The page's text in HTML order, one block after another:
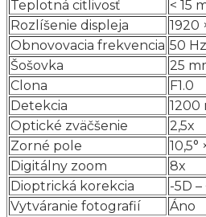
Teplotná citlivosť
< 15
Rozlíšenie displeja
1920
Obnovovacia frekvencia 50 Hz
Šošovka
25
Clona
F1.0
Detekcia
1200
Optické zväčšenie
2,5x
Zorné pole
10,5°
Digitálny zoom
8x
Dioptrická korekcia
-5D –
Vytváranie fotografií
Áno